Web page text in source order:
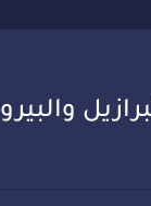
والبيرو